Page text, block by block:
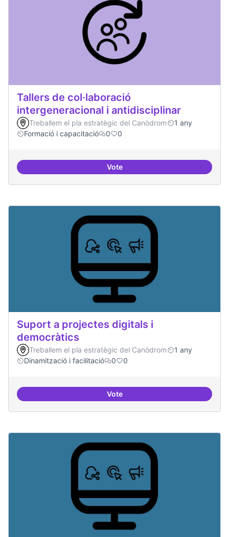
Tallers de col·laboració
intergeneracional i antidisciplinar
Treballem el pla estratègic del Canòdrom
1 any
Formació i capacitació
0 0
VoteTallers de col·laboració
Suport a projectes digitals i
democràtics
Treballem el pla estratègic del Canòdrom
1 any
Dinamització i facilitació
0 0
VoteSuport a projectes digitals i